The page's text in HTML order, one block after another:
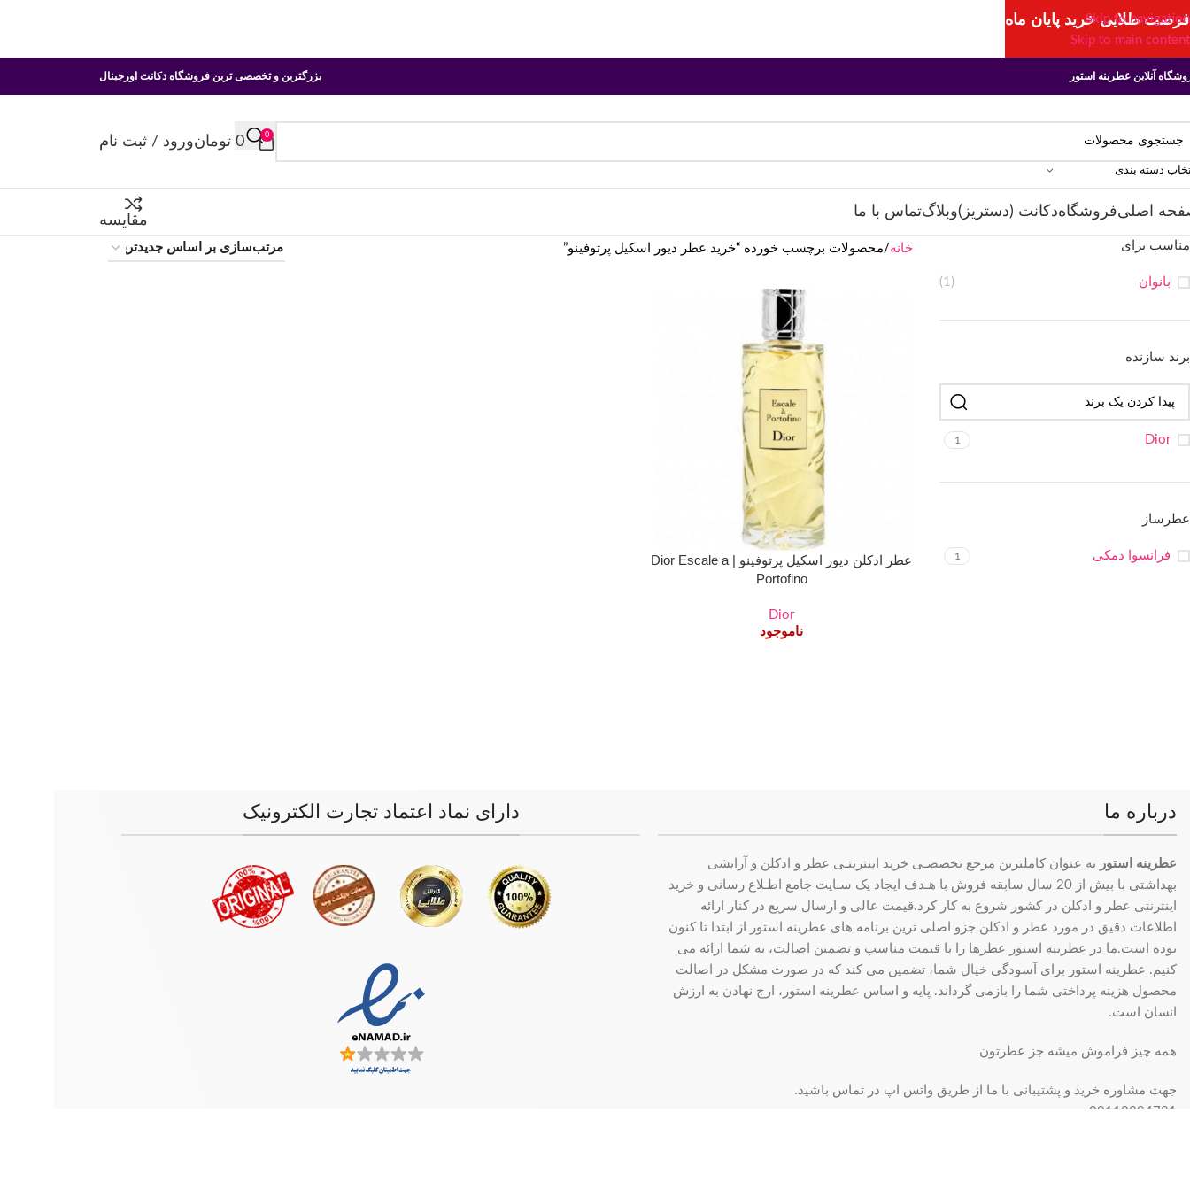
Skip to navigation
Skip to main content
آنلاین عطرینه استور بزرگترین و تخصصی ترین فروشگاه دکانت اورجینال
دسته بندی
0
0 تومانورود / ثبت نام
اصلیفروشگاهدکانت (دستریز)وبلاگتماس با ما
مقایسه
مناسب برای
بانوان (1)
برند سازنده
Dior
1
عطرساز
فرانسوا دمکی 1
خانه محصولات برچسب خورده “خرید عطر دیور اسکیل پرتوفینو”
عطر ادکلن دیور اسکیل پرتوفینو | Dior Escale a
Portofino
Dior
ناموجود
درباره ما
عطرینه استور به عنوان کاملترین مرجع تخصصـی خرید اینترنتـی عطر و ادکلن و آرایشی
بهداشتی با بیش از 20 سال سابقه فروش با هـدف ایجاد یک سـایت جامع اطـلاع رسانی و خرید
اینترنتی عطر و ادکلن در کشور شروع به کار کرد.قیمت عالی و ارسال سریع در کنار ارائه
اطلاعات دقیق در مورد عطر و ادکلن جزو اصلی ترین برنامه های عطرینه استور از ابتدا تا کنون
بوده است.ما در عطرینه استور عطرها را با قیمت مناسب و تضمین اصالت، به شما ارائه می
کنیم. عطرینه استور برای آسودگی خیال شما، تضمین می کند که در صورت مشکل در اصالت
محصول هزینه پرداختی شما را بازمی گرداند. پایه و اساس عطرینه استور، ارج نهادن به ارزش
انسان است.
همه چیز فراموش میشه جز عطرتون
جهت مشاوره خرید و پشتیبانی با ما از طریق واتس اپ در تماس باشید.
09113394781
دارای نماد اعتماد تجارت الکترونیک
فرصت طلایی خرید پایان ماه